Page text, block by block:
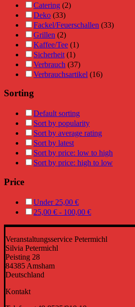
Catering (2)
Deko (33)
Fackel/Feuerschallen (33)
Grillen (2)
Kaffee/Tee (1)
Sicherheit (1)
Verbrauch (37)
Verbrauchsartikel (16)
Sorting
Default sorting
Sort by popularity
Sort by average rating
Sort by latest
Sort by price: low to high
Sort by price: high to low
Price
Under 25,00 €
25,00 € - 100,00 €
Veranstaltungsservice Petermichl
Silvia Petermichl
Peisting 28
84385 Amsham
Deutschland
Kontakt